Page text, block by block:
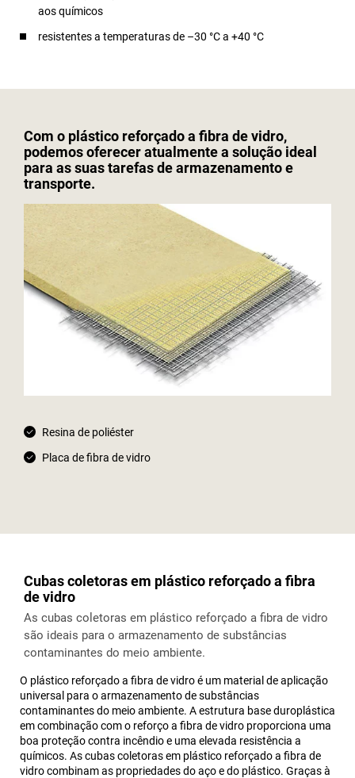
aos químicos
resistentes a temperaturas de –30 °C a +40 °C
Com o plástico reforçado a fibra de vidro,
podemos oferecer atualmente a solução ideal
para as suas tarefas de armazenamento e
transporte.
Resina de poliéster
Placa de fibra de vidro
Cubas coletoras em plástico reforçado a fibra
de vidro
As cubas coletoras em plástico reforçado a fibra de vidro
são ideais para o armazenamento de substâncias
contaminantes do meio ambiente.
O plástico reforçado a fibra de vidro é um material de aplicação
universal para o armazenamento de substâncias
contaminantes do meio ambiente. A estrutura base duroplástica
em combinação com o reforço a fibra de vidro proporciona uma
boa proteção contra incêndio e uma elevada resistência a
químicos. As cubas coletoras em plástico reforçado a fibra de
vidro combinam as propriedades do aço e do plástico. Graças à